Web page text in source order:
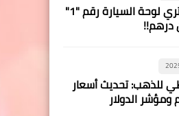
اماراتي يشتري لوحة السيارة رقم "1"
للذهب: تحديث أسعار
الدولار